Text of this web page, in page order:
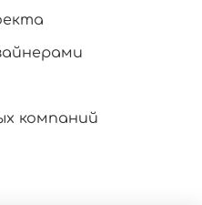
компаний